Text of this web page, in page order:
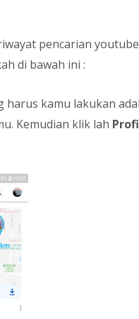
pencarian
di bawah ini :
harus kamu lakukan
Kemudian klik lah